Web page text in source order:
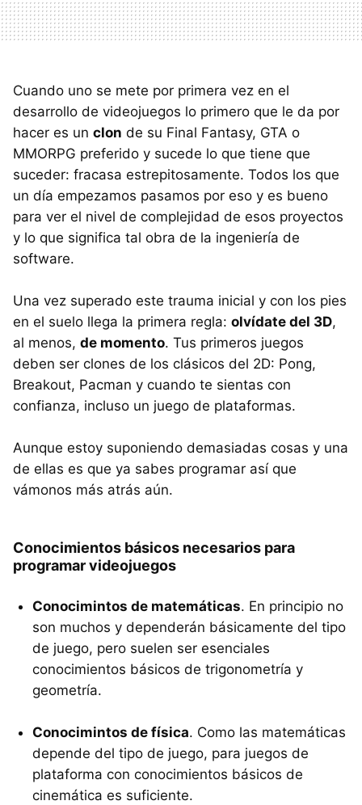
Cuando uno se mete por primera vez en el
desarrollo de videojuegos lo primero que le da por
hacer es un clon de su Final Fantasy, GTA o
MMORPG preferido y sucede lo que tiene que
suceder: fracasa estrepitosamente. Todos los que
un día empezamos pasamos por eso y es bueno
para ver el nivel de complejidad de esos proyectos
y lo que significa tal obra de la ingeniería de
software.
Una vez superado este trauma inicial y con los pies
en el suelo llega la primera regla: olvídate del 3D,
al menos, de momento. Tus primeros juegos
deben ser clones de los clásicos del 2D: Pong,
Breakout, Pacman y cuando te sientas con
confianza, incluso un juego de plataformas.
Aunque estoy suponiendo demasiadas cosas y una
de ellas es que ya sabes programar así que
vámonos más atrás aún.
Conocimientos básicos necesarios para
programar videojuegos
Conocimintos de matemáticas. En principio no
son muchos y dependerán básicamente del tipo
de juego, pero suelen ser esenciales
conocimientos básicos de trigonometría y
geometría.
Conocimintos de física. Como las matemáticas
depende del tipo de juego, para juegos de
plataforma con conocimientos básicos de
cinemática es suficiente.